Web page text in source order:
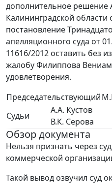
дополнительное решение
Калининградской области
постановление
апелляционного суда от
11616/2012 оставить без
жалобу Филиппова
удовлетворения.
Председательствующий
Судьи
А.А. Кустов
В.К. Серова
Обзор документа
Нельзя признать через
коммерческой
Такой вывод озвучил суд